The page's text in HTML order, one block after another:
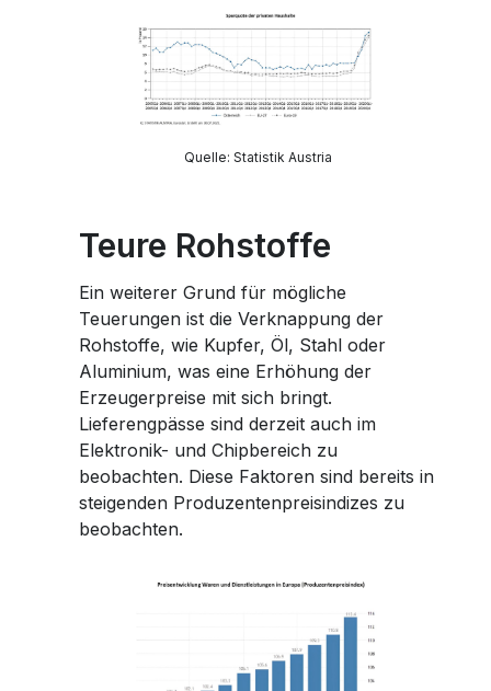
Quelle: Statistik Austria
Teure Rohstoffe
Ein weiterer Grund für mögliche
Teuerungen ist die Verknappung der
Rohstoffe, wie Kupfer, Öl, Stahl oder
Aluminium, was eine Erhöhung der
Erzeugerpreise mit sich bringt.
Lieferengpässe sind derzeit auch im
Elektronik- und Chipbereich zu
beobachten. Diese Faktoren sind bereits in
steigenden Produzentenpreisindizes zu
beobachten.